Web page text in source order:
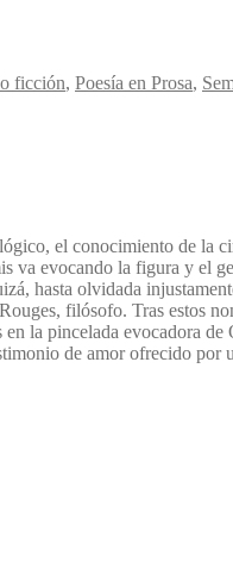
ficción, Poesía en Prosa,
el conocimiento de la
evocando la figura y el
hasta olvidada
filósofo. Tras estos
la pincelada evocadora
de amor ofrecido por